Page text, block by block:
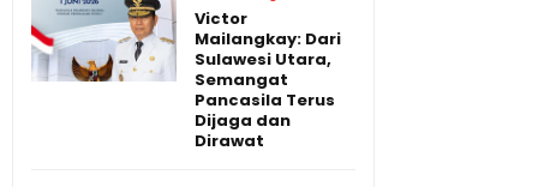
Victor
Mailangkay: Dari
Sulawesi Utara,
Semangat
Pancasila Terus
Dijaga dan
Dirawat